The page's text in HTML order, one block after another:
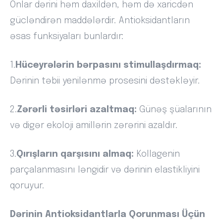
Onlar dərini həm daxildən, həm də xaricdən
gücləndirən maddələrdir. Antioksidantların
əsas funksiyaları bunlardır:
1. Hüceyrələrin bərpasını stimullaşdırmaq:
Dərinin təbii yenilənmə prosesini dəstəkləyir.
2.Zərərli təsirləri azaltmaq: Günəş şüalarının
və digər ekoloji amillərin zərərini azaldır.
3.Qırışların qarşısını almaq: Kollagenin
parçalanmasını ləngidir və dərinin elastikliyini
qoruyur.
Dərinin Antioksidantlarla Qorunması Üçün